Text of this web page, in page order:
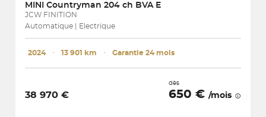
MINI Countryman 204 ch BVA E
JCW FINITION
Automatique | Electrique
2024 ･ 13 901 km ･ Garantie 24 mois
38 970 €
dès
650 € /mois